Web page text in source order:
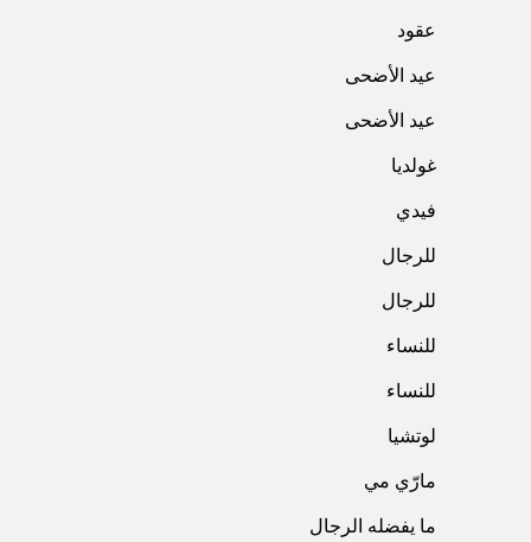
عقود
عيد الأضحى
عيد الأضحى
غولديا
فيدي
للرجال
للرجال
للنساء
للنساء
لوتشيا
مارّي مي
ما يفضله الرجال